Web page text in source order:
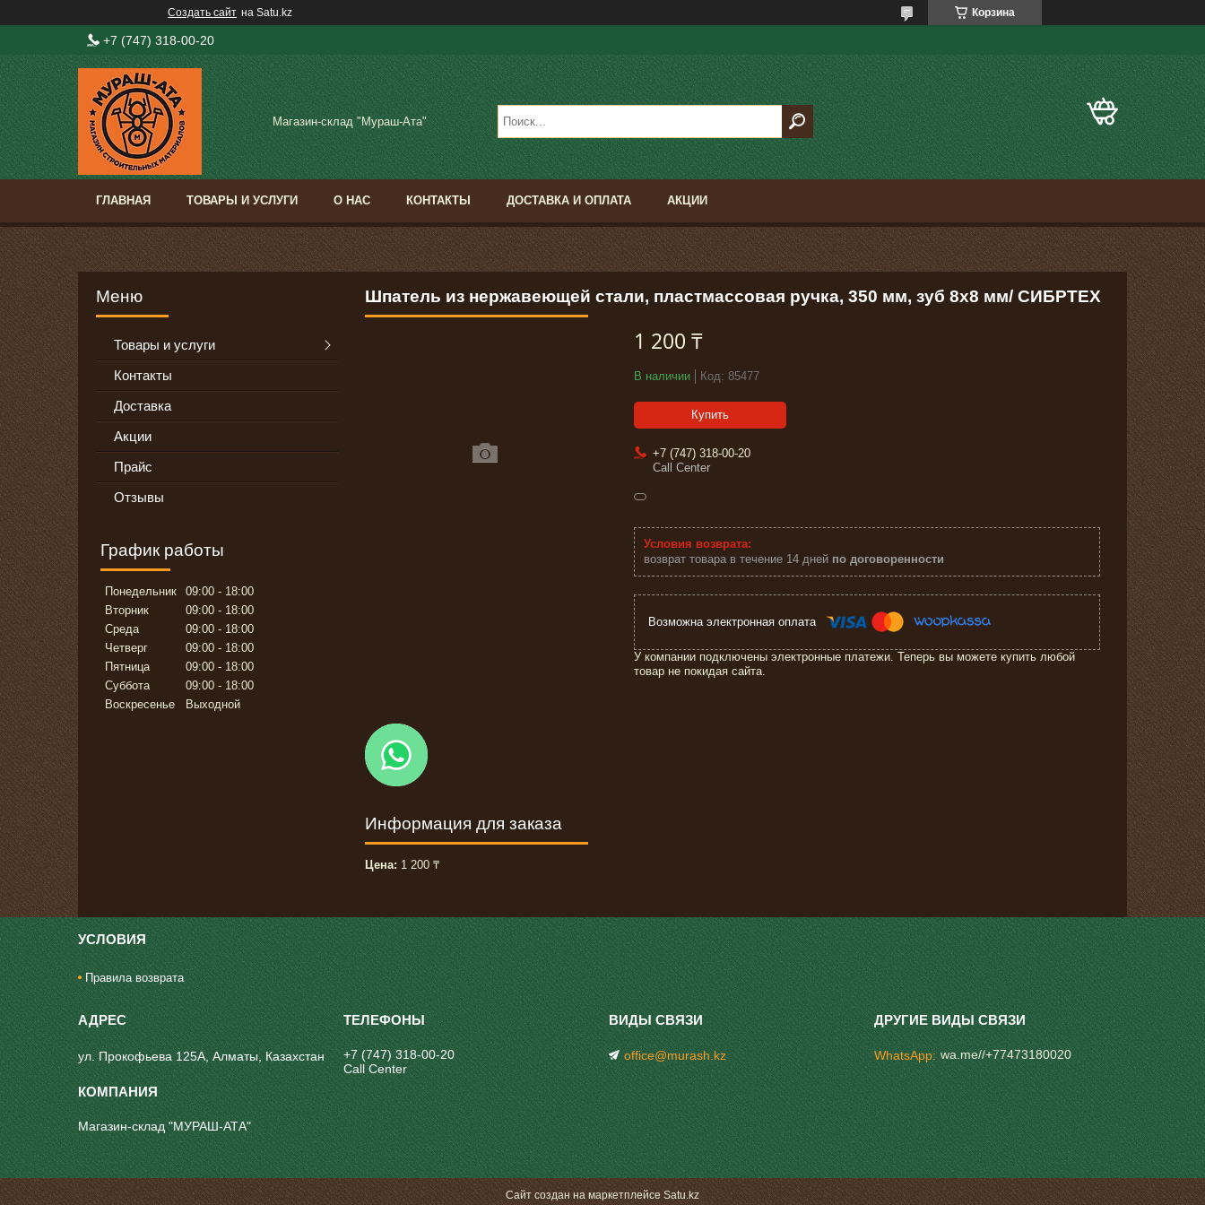
Создать сайт на Satu.kz Корзина
+7 (747) 318-00-20
Магазин-склад "Мураш-Ата"
ГЛАВНАЯ ТОВАРЫ И УСЛУГИ О НАС КОНТАКТЫ ДОСТАВКА И ОПЛАТА АКЦИИ
Шпатель из нержавеющей стали, пластмассовая ручка, 350 мм, зуб 8х8 мм/ СИБРТЕХ
1 200 ₸
В наличии Код: 85477
Купить
+7 (747) 318-00-20
Call Center
возврат товара в течение 14 дней по договоренности
У компании подключены электронные платежи. Теперь вы можете купить любой
товар не покидая сайта.
Информация для заказа
Цена: 1 200 ₸
Товары и услуги
Контакты
Доставка
Акции
Прайс
Отзывы
График работы
Понедельник 09:00
18:00
Вторник
09:00
18:00
Среда
09:00
18:00
Четверг
09:00
18:00
Пятница
09:00
18:00
Суббота
09:00
18:00
Воскресенье
Выходной
УСЛОВИЯ
Правила возврата
ул. Прокофьева 125А, Алматы, Казахстан
Магазин-склад "МУРАШ-АТА"
+7 (747) 318-00-20
Call Center
office@murash.kz WhatsApp wa.me//+77473180020
Сайт создан на маркетплейсеSatu.kz